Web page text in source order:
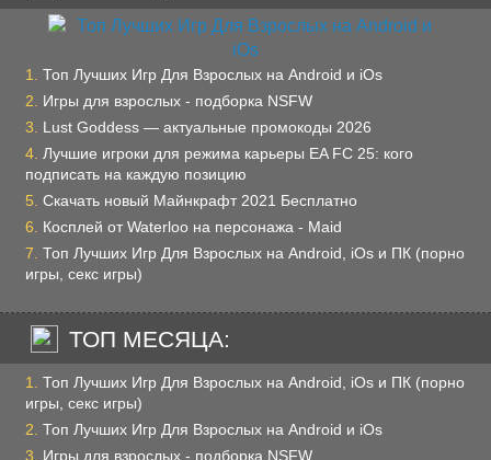
Топ Лучших Игр Для Взрослых на Android и iOs
Игры для взрослых - подборка NSFW
Lust Goddess — актуальные промокоды 2026
Лучшие игроки для режима карьеры EA FC 25: кого
подписать на каждую позицию
Скачать новый Майнкрафт 2021 Бесплатно
Косплей от Waterloo на персонажа - Maid
Топ Лучших Игр Для Взрослых на Android, iOs и ПК (порно
игры, секс игры)
ТОП МЕСЯЦА:
Топ Лучших Игр Для Взрослых на Android, iOs и ПК (порно
игры, секс игры)
Топ Лучших Игр Для Взрослых на Android и iOs
Игры для взрослых - подборка NSFW